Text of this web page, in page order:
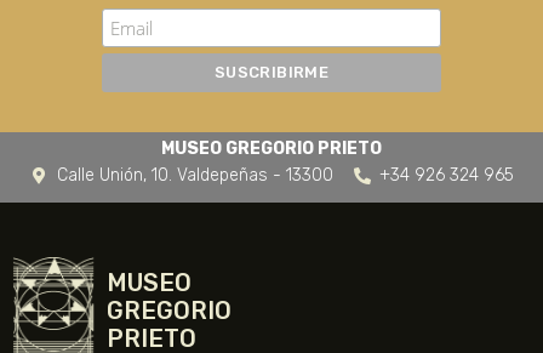
TIENDA
NOTICIAS
MUSEO GREGORIO PRIETO
Calle Unión, 10. Valdepeñas - 13300
+34 926 324 965
MUSEO
GREGORIO
PRIETO